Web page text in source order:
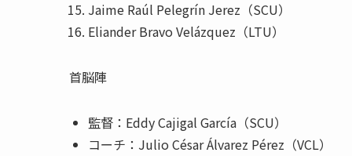
Jaime Raúl Pelegrín Jerez（SCU）
Eliander Bravo Velázquez（LTU）
首脳陣
監督：Eddy Cajigal García（SCU）
コーチ：Julio César Álvarez Pérez（VCL）